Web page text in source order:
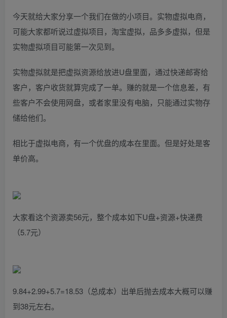
今天就给大家分享一个我们在做的小项目。实物虚拟电商，
可能大家都听说过虚拟项目，淘宝虚拟，品多多虚拟，但是
实物虚拟项目可能第一次见到。
实物虚拟就是把虚拟资源给放进U盘里面，通过快递邮寄给
客户，客户收货就算完成了一单。赚的就是一个信息差，有
些客户不会使用网盘，或者家里没有电脑，只能通过实物存
储给他们。
相比于虚拟电商，有一个优盘的成本在里面。但是好处是客
单价高。
大家看这个资源卖56元，整个成本如下U盘+资源+快递费
（5.7元）
9.84+2.99+5.7=18.53（总成本）出单后抛去成本大概可以赚
到38元左右。